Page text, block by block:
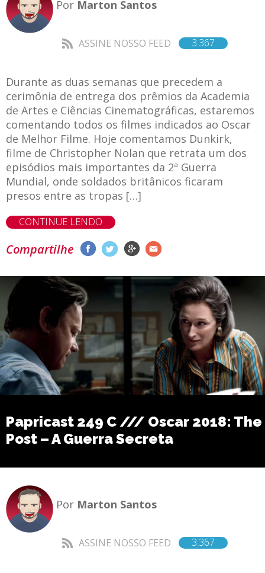
Por Marton Santos
ASSINE NOSSO FEED 3.367
Durante as duas semanas que precedem a
cerimônia de entrega dos prêmios da Academia
de Artes e Ciências Cinematográficas, estaremos
comentando todos os filmes indicados ao Oscar
de Melhor Filme. Hoje comentamos Dunkirk,
filme de Christopher Nolan que retrata um dos
episódios mais importantes da 2ª Guerra
Mundial, onde soldados britânicos ficaram
presos entre as tropas […]
CONTINUE LENDO
Compartilhe
Papricast 249 C /// Oscar 2018: The
Post – A Guerra Secreta
Por Marton Santos
ASSINE NOSSO FEED 3.367